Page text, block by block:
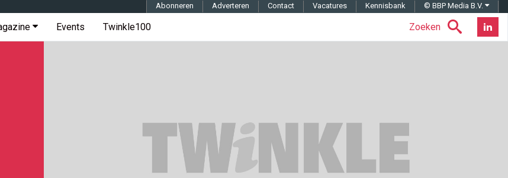
Zoeken
Events Twinkle100
Abonneren Adverteren Contact Vacatures Kennisbank © BBP Media B.V.